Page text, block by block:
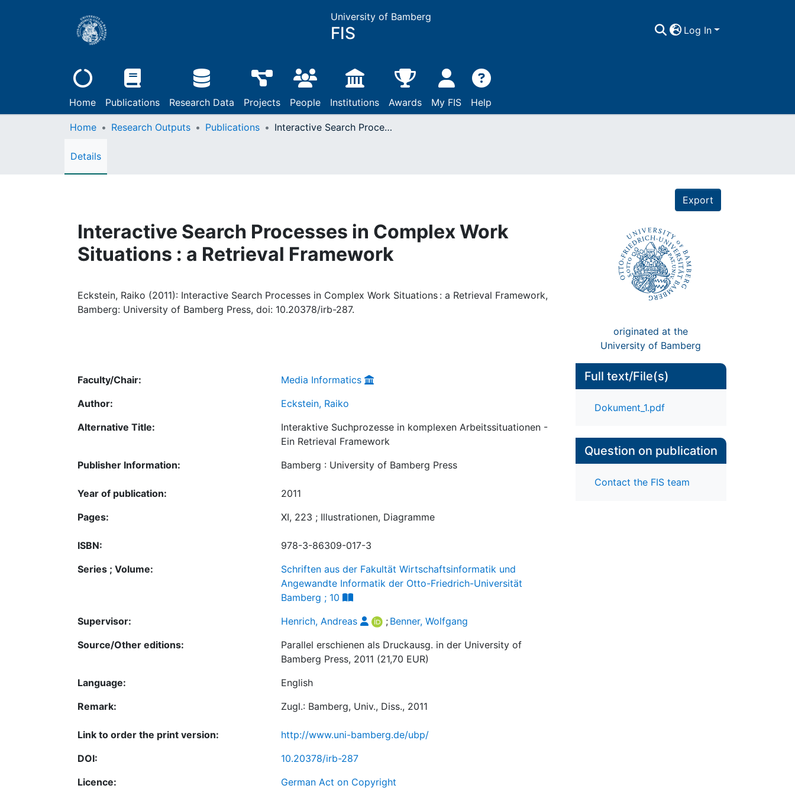
University of Bamberg
FIS Log In
Home Publications Research Data Projects People Institutions Awards My FIS Help
Home Research Outputs Publications Interactive Search Processes in Complex Work Situations : a Retrieval Framework
Details
Export
Interactive Search Processes in Complex Work
Situations : a Retrieval Framework
Eckstein, Raiko (2011): Interactive Search Processes in Complex Work Situations : a Retrieval Framework,
Bamberg: University of Bamberg Press, doi: 10.20378/irb-287.
originated at the
University of Bamberg
Faculty/Chair:
Media Informatics
Author:
Eckstein, Raiko
Alternative Title:
Interaktive Suchprozesse in komplexen Arbeitssituationen -
Ein Retrieval Framework
Publisher Information:
Bamberg : University of Bamberg Press
Year of publication:
2011
Pages:
XI, 223 ; Illustrationen, Diagramme
ISBN:
978-3-86309-017-3
Series ; Volume:
Schriften aus der Fakultät Wirtschaftsinformatik und
Angewandte Informatik der Otto-Friedrich-Universität
Bamberg ; 10
Supervisor:
Henrich, Andreas ; Benner, Wolfgang
Source/Other editions:
Parallel erschienen als Druckausg. in der University of
Bamberg Press, 2011 (21,70 EUR)
Language:
English
Remark:
Zugl.: Bamberg, Univ., Diss., 2011
Link to order the print version:
http://www.uni-bamberg.de/ubp/
DOI:
10.20378/irb-287
Licence:
German Act on Copyright
Full text/File(s)
Dokument_1.pdf
Question on publication
Contact the FIS team